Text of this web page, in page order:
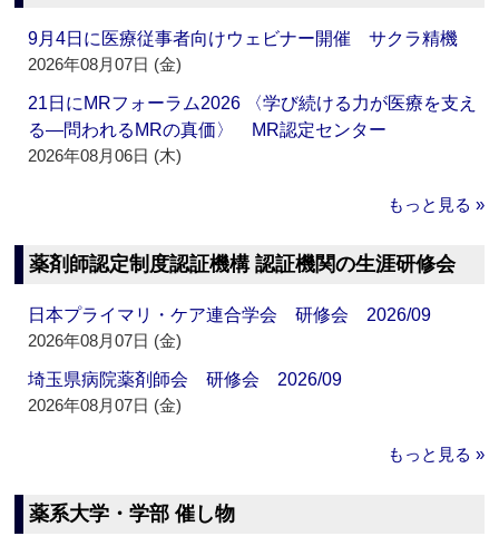
9月4日に医療従事者向けウェビナー開催 サクラ精機
2026年08月07日 (金)
21日にMRフォーラム2026 〈学び続ける力が医療を支え
る―問われるMRの真価〉 MR認定センター
2026年08月06日 (木)
もっと見る »
薬剤師認定制度認証機構 認証機関の生涯研修会
日本プライマリ・ケア連合学会 研修会 2026/09
2026年08月07日 (金)
埼玉県病院薬剤師会 研修会 2026/09
2026年08月07日 (金)
もっと見る »
薬系大学・学部 催し物